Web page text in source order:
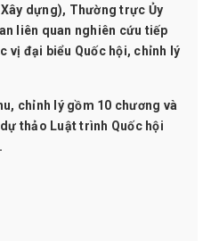
dựng), Thường trực Ủy
liên quan nghiên cứu tiếp
vị đại biểu Quốc hội, chỉnh lý
chỉnh lý gồm 10 chương và
thảo Luật trình Quốc hội